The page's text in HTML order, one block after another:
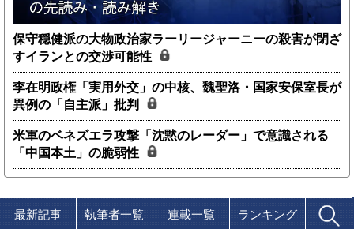
保守穏健派の大物政治家ラーリージャーニーの殺害が閉ざ
すイランとの交渉可能性
李在明政権「実用外交」の中核、魏聖洛・国家安保室長が
異例の「自主派」批判
米軍のベネズエラ攻撃「沈黙のレーダー」で意識される
「中国本土」の脆弱性
最新記事 執筆者一覧 連載一覧 ランキング